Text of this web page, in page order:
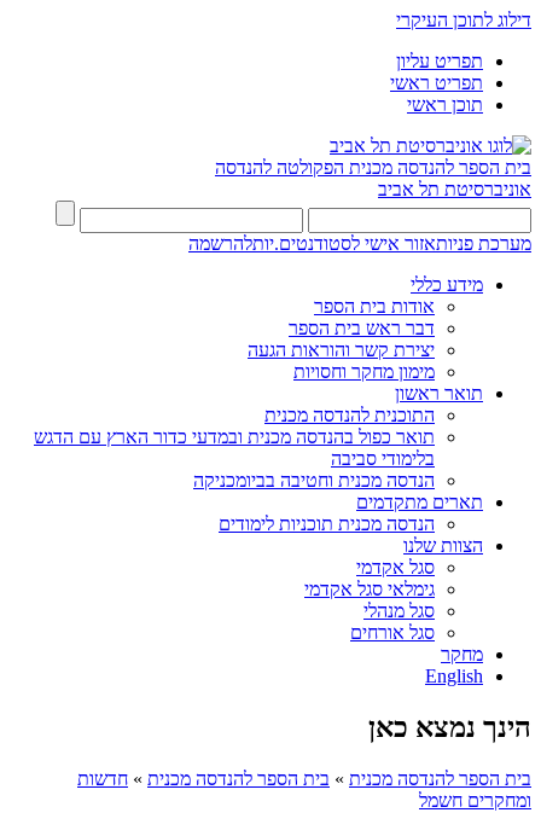
דילוג לתוכן העיקרי
תפריט עליון
תפריט ראשי
תוכן ראשי
בית הספר להנדסה מכנית הפקולטה להנדסה
אוניברסיטת תל אביב
מערכת פניותאזור אישי לסטודנטים.יותלהרשמה
מידע כללי
אודות בית הספר
דבר ראש בית הספר
יצירת קשר והוראות הגעה
מימון מחקר וחסויות
תואר ראשון
התוכנית להנדסה מכנית
תואר כפול בהנדסה מכנית ובמדעי כדור הארץ עם הדגש
בלימודי סביבה
הנדסה מכנית וחטיבה בביומכניקה
תארים מתקדמים
הנדסה מכנית תוכניות לימודים
הצוות שלנו
סגל אקדמי
גימלאי סגל אקדמי
סגל מנהלי
סגל אורחים
מחקר
English
הינך נמצא כאן
בית הספר להנדסה מכנית » בית הספר להנדסה מכנית » חדשות
ומחקרים חשמל